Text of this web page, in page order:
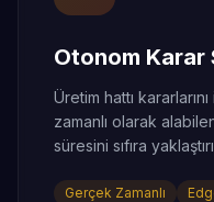
Otonom Karar
Üretim hattı
zamanlı olarak
süresini sıfıra
Gerçek Zamanlı